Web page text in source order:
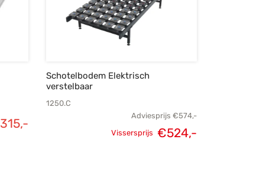
315,-
Schotelbodem Elektrisch
verstelbaar
1250.C
Adviesprijs €574,-
Oorspronkelijke
Vissersprijs €524,-